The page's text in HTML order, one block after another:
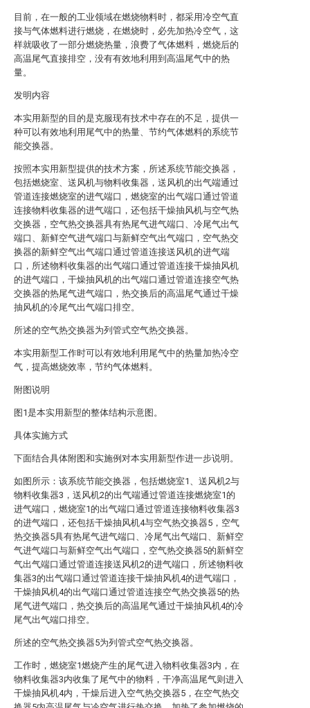
目前，在一般的工业领域在燃烧物料时，都采用冷空气直
接与气体燃料进行燃烧，在燃烧时，必先加热冷空气，这
样就吸收了一部分燃烧热量，浪费了气体燃料，燃烧后的
高温尾气直接排空，没有有效地利用到高温尾气中的热
量。
发明内容
本实用新型的目的是克服现有技术中存在的不足，提供一
种可以有效地利用尾气中的热量、节约气体燃料的系统节
能交换器。
按照本实用新型提供的技术方案，所述系统节能交换器，
包括燃烧室、送风机与物料收集器，送风机的出气端通过
管道连接燃烧室的进气端口，燃烧室的出气端口通过管道
连接物料收集器的进气端口，还包括干燥抽风机与空气热
交换器，空气热交换器具有热尾气进气端口、冷尾气出气
端口、新鲜空气进气端口与新鲜空气出气端口，空气热交
换器的新鲜空气出气端口通过管道连接送风机的进气端
口，所述物料收集器的出气端口通过管道连接干燥抽风机
的进气端口，干燥抽风机的出气端口通过管道连接空气热
交换器的热尾气进气端口，热交换后的高温尾气通过干燥
抽风机的冷尾气出气端口排空。
所述的空气热交换器为列管式空气热交换器。
本实用新型工作时可以有效地利用尾气中的热量加热冷空
气，提高燃烧效率，节约气体燃料。
附图说明
图1是本实用新型的整体结构示意图。
具体实施方式
下面结合具体附图和实施例对本实用新型作进一步说明。
如图所示：该系统节能交换器，包括燃烧室1、送风机2与
物料收集器3，送风机2的出气端通过管道连接燃烧室1的
进气端口，燃烧室1的出气端口通过管道连接物料收集器3
的进气端口，还包括干燥抽风机4与空气热交换器5，空气
热交换器5具有热尾气进气端口、冷尾气出气端口、新鲜空
气进气端口与新鲜空气出气端口，空气热交换器5的新鲜空
气出气端口通过管道连接送风机2的进气端口，所述物料收
集器3的出气端口通过管道连接干燥抽风机4的进气端口，
干燥抽风机4的出气端口通过管道连接空气热交换器5的热
尾气进气端口，热交换后的高温尾气通过干燥抽风机4的冷
尾气出气端口排空。
所述的空气热交换器5为列管式空气热交换器。
工作时，燃烧室1燃烧产生的尾气进入物料收集器3内，在
物料收集器3内收集了尾气中的物料，干净高温尾气则进入
干燥抽风机4内，干燥后进入空气热交换器5，在空气热交